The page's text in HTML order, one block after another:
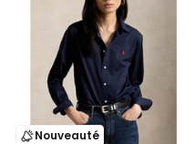
Nouveauté